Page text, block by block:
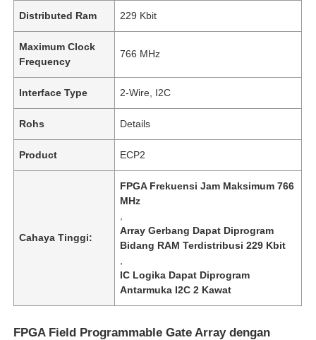
Distributed Ram 229 Kbit
Maximum Clock
Frequency
766 MHz
Interface Type 2-Wire, I2C
Rohs Details
Product ECP2
Cahaya Tinggi:
FPGA Frekuensi Jam Maksimum 766
MHz
Array Gerbang Dapat Diprogram
Bidang RAM Terdistribusi 229 Kbit
IC Logika Dapat Diprogram
Antarmuka I2C 2 Kawat
FPGA Field Programmable Gate Array dengan